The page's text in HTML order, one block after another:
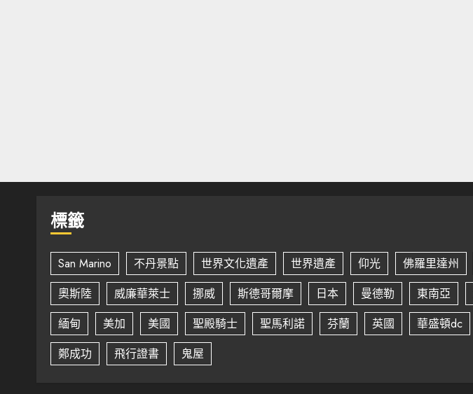
標籤
San Marino 不丹景點 世界文化遺產 世界遺產 仰光 佛羅里達州
奧斯陸
威廉華萊士 挪威 斯德哥爾摩 日本 曼德勒 東南亞
緬甸
美加 美國 聖殿騎士 聖馬利諾 芬蘭 英國 華盛頓dc
鄭成功
飛行證書 鬼屋